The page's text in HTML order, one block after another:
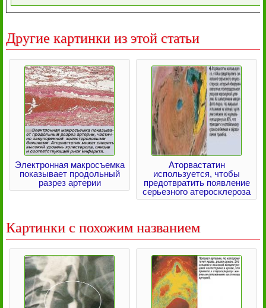
Другие картинки из этой статьи
Электронная макросъемка
показывает продольный
разрез артерии
Аторвастатин
используется, чтобы
предотвратить появление
серьезного атеросклероза
Картинки с похожим названием